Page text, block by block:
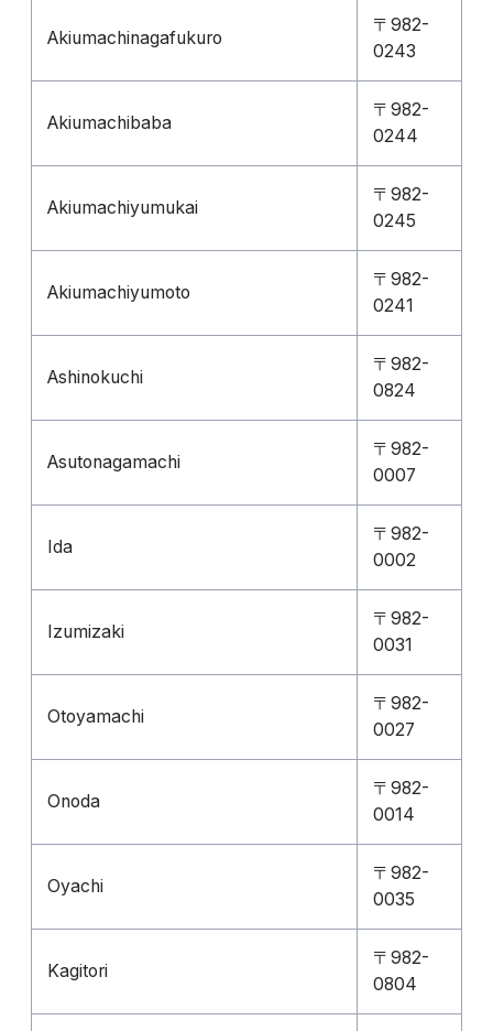
Akiumachinagafukuro
〒982-
0243
Akiumachibaba
〒982-
0244
Akiumachiyumukai
〒982-
0245
Akiumachiyumoto
〒982-
0241
Ashinokuchi
〒982-
0824
Asutonagamachi
〒982-
0007
Ida
〒982-
0002
Izumizaki
〒982-
0031
Otoyamachi
〒982-
0027
Onoda
〒982-
0014
Oyachi
〒982-
0035
Kagitori
〒982-
0804